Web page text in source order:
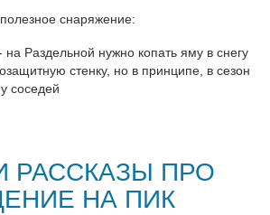
снаряжение:
Раздельной нужно копать яму в снегу
стенку, но в принципе, в сезон
соседей
РАССКАЗЫ ПРО
НА ПИК